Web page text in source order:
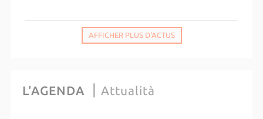
AFFICHER PLUS D'ACTUS
L'AGENDA Attualità